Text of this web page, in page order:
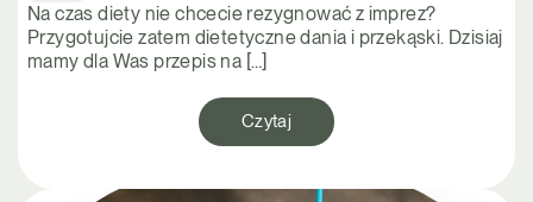
Na czas diety nie chcecie rezygnować z imprez?
Przygotujcie zatem dietetyczne dania i przekąski. Dzisiaj
mamy dla Was przepis na […]
Czytaj